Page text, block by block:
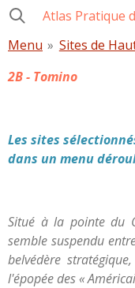
Passer
contenu
principal
Menu » Sites de
2B - Tomino
Les sites
dans un menu
Situé à la pointe du
semble suspendu
belvédère
l'épopée des «